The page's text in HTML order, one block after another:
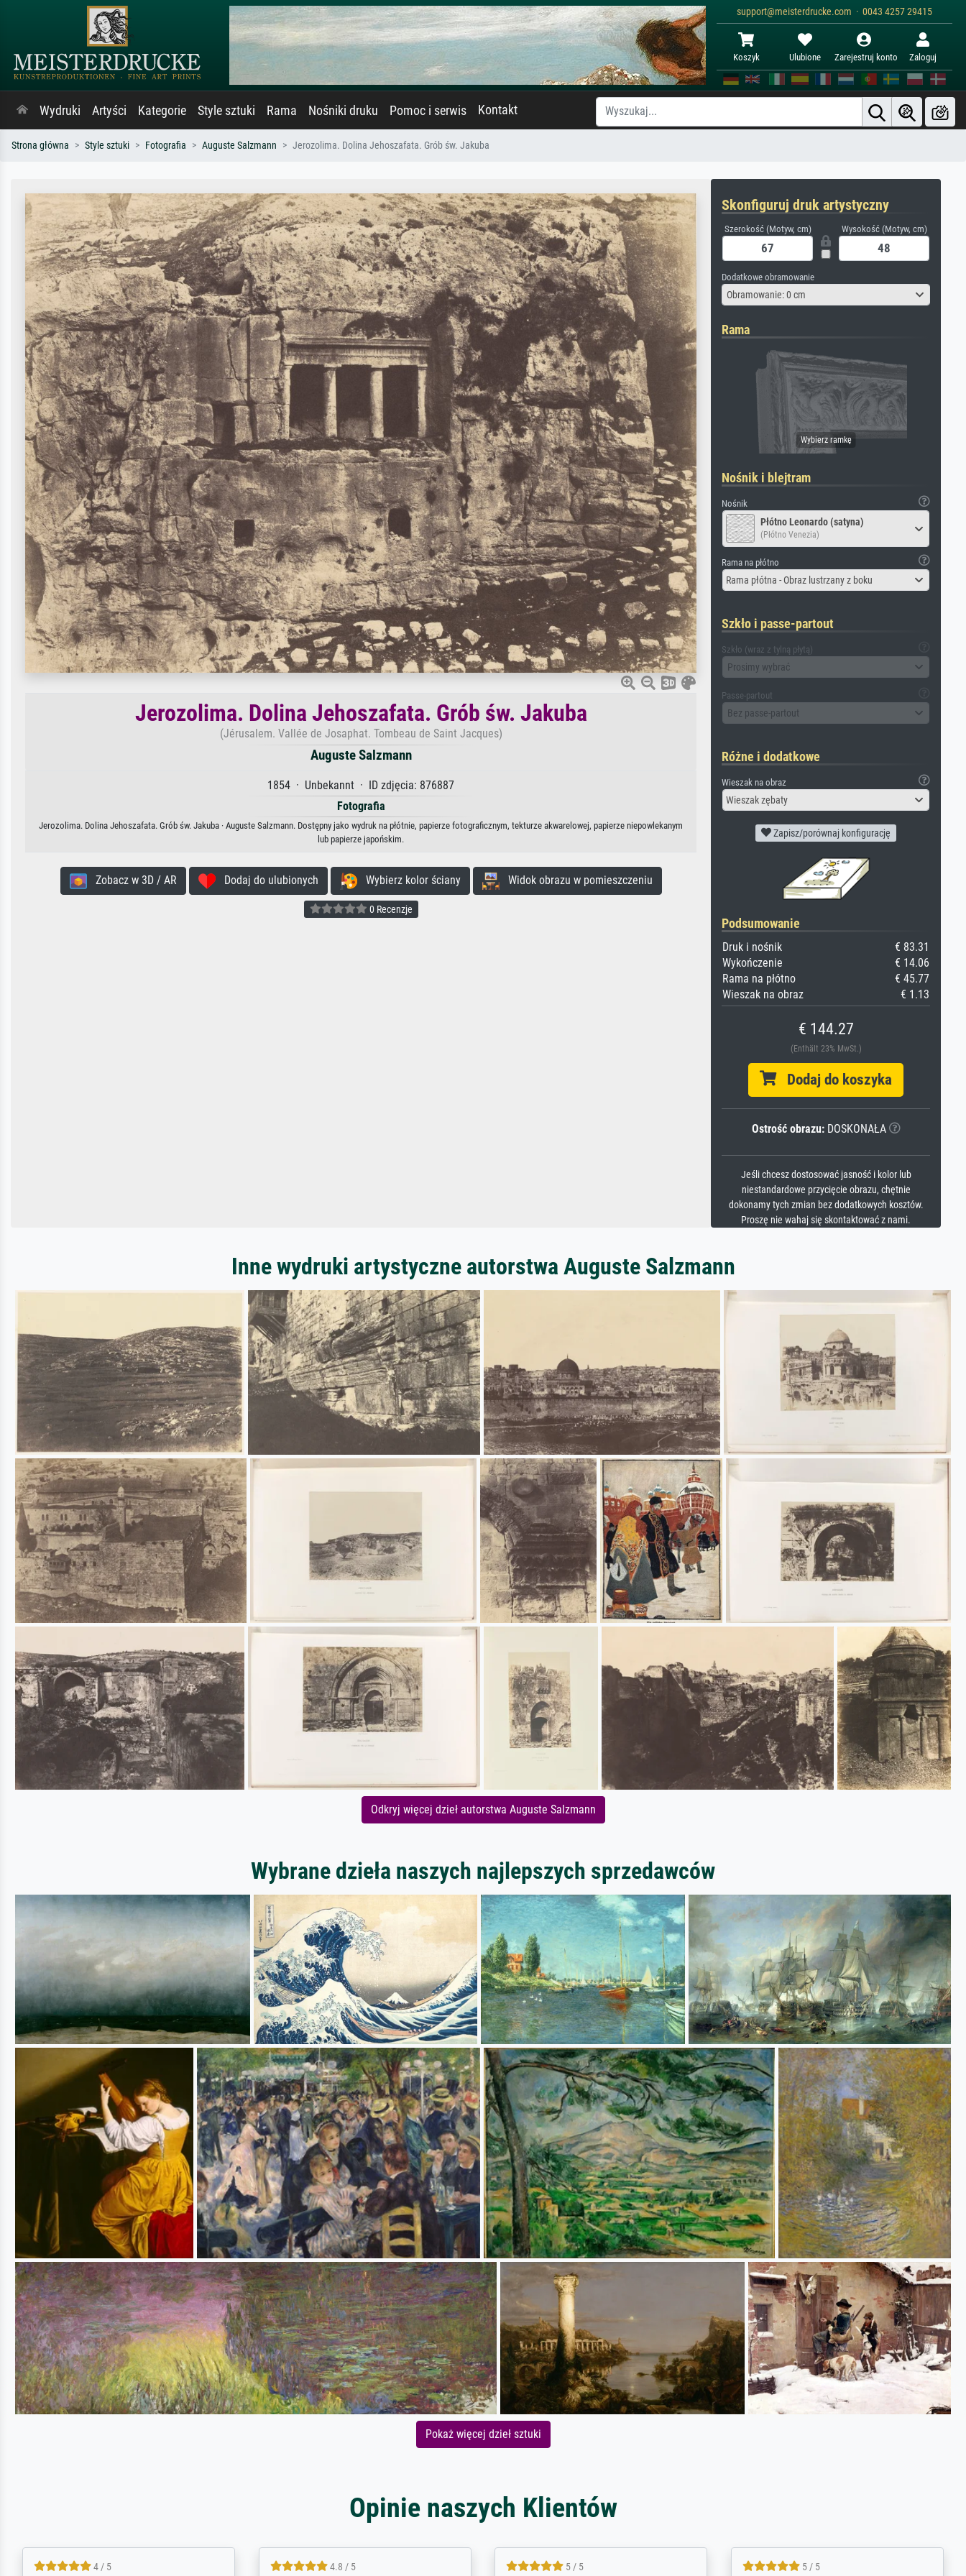
support@meisterdrucke.com · 0043 4257 29415
Koszyk Ulubione Zarejestruj konto Zaloguj
Wydruki Artyści Kategorie Style sztuki Rama Nośniki druku Pomoc i serwis Kontakt
Strona główna Style sztuki Fotografia Auguste Salzmann Jerozolima. Dolina Jehoszafata. Grób św. Jakuba
Jerozolima. Dolina Jehoszafata. Grób św. Jakuba
(Jérusalem. Vallée de Josaphat. Tombeau de Saint Jacques)
Auguste Salzmann
1854 · Unbekannt · ID zdjęcia: 876887
Fotografia
Jerozolima. Dolina Jehoszafata. Grób św. Jakuba · Auguste Salzmann. Dostępny jako wydruk na płótnie, papierze fotograficznym, tekturze akwarelowej, papierze niepowlekanym
lub papierze japońskim.
Zobacz w 3D / AR Dodaj do ulubionych Wybierz kolor ściany Widok obrazu w pomieszczeniu
0 Recenzje
Skonfiguruj druk artystyczny
Szerokość (Motyw, cm) Wysokość (Motyw, cm)
Dodatkowe obramowanie
Obramowanie: 0 cm
Rama
Nośnik i blejtram
Nośnik
Płótno Leonardo (satyna)
(Płótno Venezia)
Rama na płótno
Rama płótna - Obraz lustrzany z boku
Szkło i passe-partout
Szkło (wraz z tylną płytą)
Prosimy wybrać
Passe-partout
Bez passe-partout
Różne i dodatkowe
Wieszak na obraz
Wieszak zębaty
Zapisz/porównaj konfigurację
Podsumowanie
Druk i nośnik
€ 83.31
Wykończenie
€ 14.06
Rama na płótno
€ 45.77
Wieszak na obraz
€ 1.13
€ 144.27
(Enthält 23% MwSt.)
Dodaj do koszyka
Ostrość obrazu:DOSKONAŁA
Jeśli chcesz dostosować jasność i kolor lub
niestandardowe przycięcie obrazu, chętnie
dokonamy tych zmian bez dodatkowych kosztów.
Proszę nie wahaj się skontaktować z nami.
Inne wydruki artystyczne autorstwa Auguste Salzmann
Odkryj więcej dzieł autorstwa Auguste Salzmann
Wybrane dzieła naszych najlepszych sprzedawców
Pokaż więcej dzieł sztuki
Opinie naszych Klientów
5 / 5 5 / 5 4.8 / 5 4.8 / 5